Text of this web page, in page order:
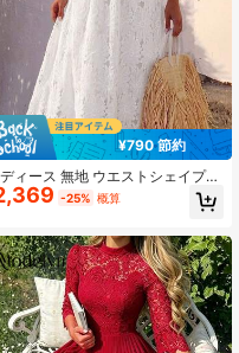
¥790 節約
ィース 無地 ウエストシェイプ
ス バケーション カジュアルドレ
エレガント サマー ホワイト
-25% 概算